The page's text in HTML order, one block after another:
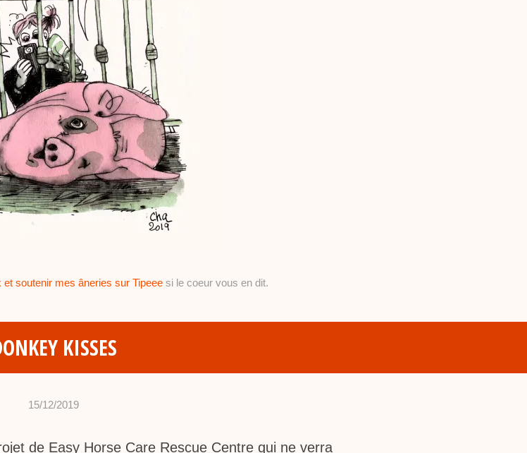
soutenir mes âneries sur Tipeeesi le coeur vous en dit.
KISSES
15/12/2019
h
de Easy Horse Care Rescue Centre qui ne verra